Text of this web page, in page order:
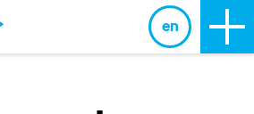
en